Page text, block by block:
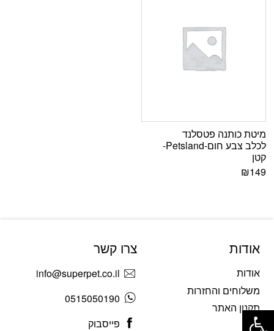
מיטת כותנה פטסלנד
לכלב צבע חום-Petsland-
קטן
₪149
אודות
אודות
משלוחים והחזרות
תקנון האתר
בלוג
צרו קשר
info@superpet.co.il
0515050190
פייסבוק
פתח סרגל נגישות